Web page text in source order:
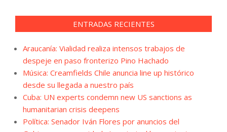
ENTRADAS RECIENTES
Araucanía: Vialidad realiza intensos trabajos de
despeje en paso fronterizo Pino Hachado
Música: Creamfields Chile anuncia line up histórico
desde su llegada a nuestro país
Cuba: UN experts condemn new US sanctions as
humanitarian crisis deepens
Política: Senador Iván Flores por anuncios del